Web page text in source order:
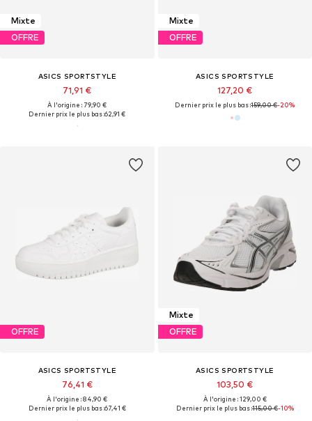
Mixte
OFFRE
ASICS SPORTSTYLE
71,91 €
À l'origine : 79,90 €
Dernier prix le plus bas :62,91 €
Mixte
OFFRE
ASICS SPORTSTYLE
127,20 €
Dernier prix le plus bas :159,00 €-20%
OFFRE
ASICS SPORTSTYLE
76,41 €
À l'origine : 84,90 €
Dernier prix le plus bas :67,41 €
Mixte
OFFRE
ASICS SPORTSTYLE
103,50 €
À l'origine : 129,00 €
Dernier prix le plus bas :115,00 €-10%